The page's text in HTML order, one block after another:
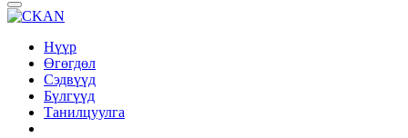
Нүүр
Өгөгдөл
Сэдвүүд
Бүлгүүд
Танилцуулга